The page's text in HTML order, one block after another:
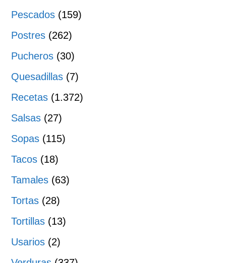
Pescados (159)
Postres (262)
Pucheros (30)
Quesadillas (7)
Recetas (1.372)
Salsas (27)
Sopas (115)
Tacos (18)
Tamales (63)
Tortas (28)
Tortillas (13)
Usarios (2)